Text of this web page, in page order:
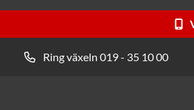
Ring växeln 019 - 35 10 00